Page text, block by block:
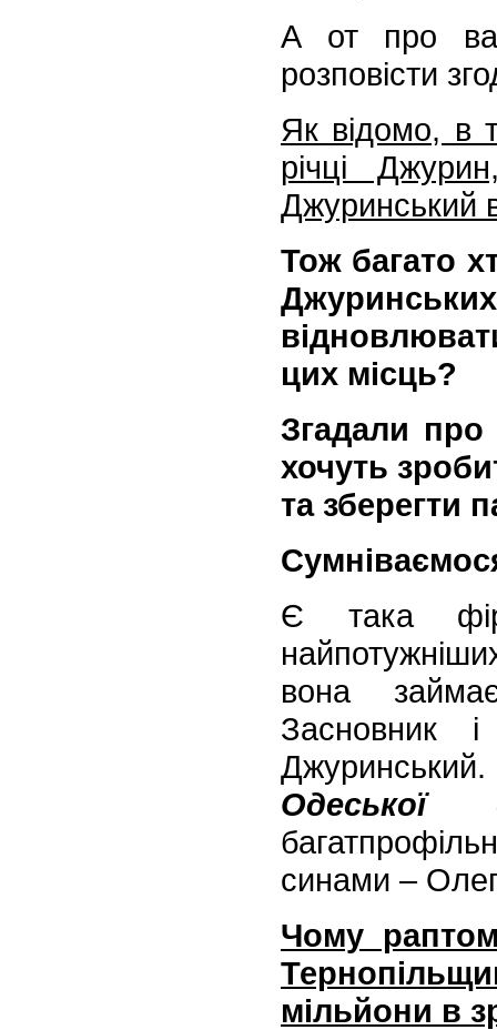
А от про
розповісти
Як відомо, в
річці
Джуринський
Тож багато
цих місць?
Згадали
хочуть
та зберегти
Є така
вона
Засновник
Одеської
синами –
Чому
мільйони в